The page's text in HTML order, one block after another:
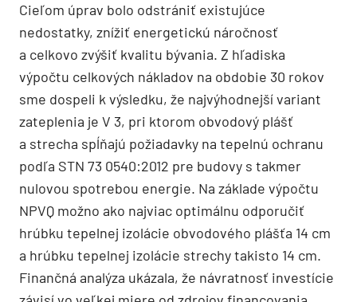
Cieľom úprav bolo odstrániť existujúce
nedostatky, znížiť energetickú náročnosť
a celkovo zvýšiť kvalitu bývania. Z hľadiska
výpočtu celkových nákladov na obdobie 30 rokov
sme dospeli k výsledku, že najvýhodnejší variant
zateplenia je V 3, pri ktorom obvodový plášť
a strecha spĺňajú požiadavky na tepelnú ochranu
podľa STN 73 0540:2012 pre budovy s takmer
nulovou spotrebou energie. Na základe výpočtu
NPVQ možno ako najviac optimálnu odporučiť
hrúbku tepelnej izolácie obvodového plášťa 14 cm
a hrúbku tepelnej izolácie strechy takisto 14 cm.
Finančná analýza ukázala, že návratnosť investície